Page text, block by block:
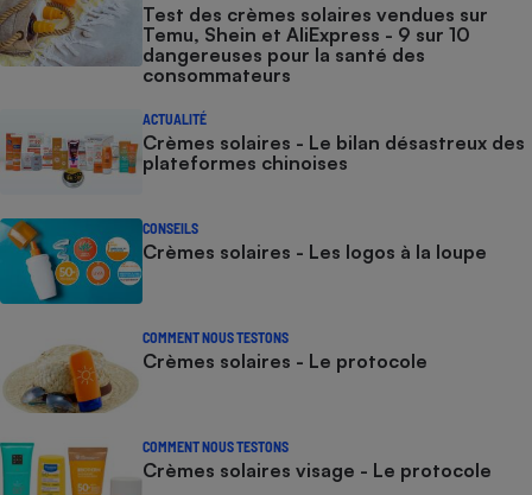
Test des crèmes solaires vendues sur
Temu, Shein et AliExpress - 9 sur 10
dangereuses pour la santé des
consommateurs
ACTUALITÉ
Crèmes solaires - Le bilan désastreux des
plateformes chinoises
CONSEILS
Crèmes solaires - Les logos à la loupe
COMMENT NOUS TESTONS
Crèmes solaires - Le protocole
COMMENT NOUS TESTONS
Crèmes solaires visage - Le protocole